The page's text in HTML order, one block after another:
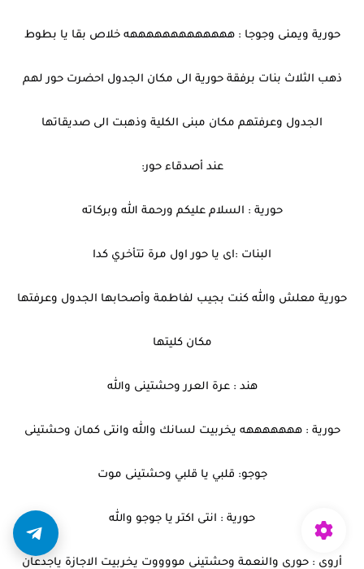
حورية ويمنى وجوجا : هههههههههههههه خلاص بقا يا بطوط
ذهب الثلاث بنات برفقة حورية الى مكان الجدول احضرت حور لهم
الجدول وعرفتهم مكان مبنى الكلية وذهبت الى صديقاتها
عند أصدقاء حور:
حورية : السلام عليكم ورحمة الله وبركاته
البنات :اى يا حور اول مرة تتأخري كدا
حورية معلش والله كنت بجيب لفاطمة وأصحابها الجدول وعرفتها
مكان كليتها
هند : عرة العرر وحشتينى والله
حورية : هههههههه يخربيت لسانك والله وانتى كمان وحشتينى
جوجو: قلبي يا قلبي وحشتينى موت
حورية : انتى اكتر يا جوجو والله
أروى : حورى والنعمة وحشتينى مووووت يخربيت الاجازة ياجدعان